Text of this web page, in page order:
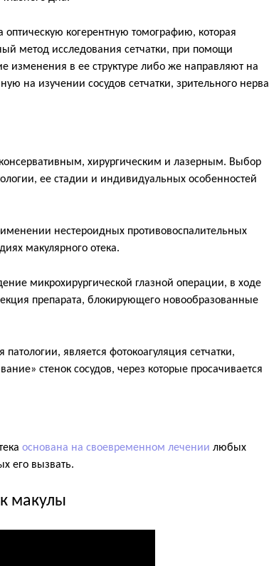
оптическую когерентную томографию, которая
метод исследования сетчатки, при помощи
изменения в ее структуре либо же направляют на
на изучении сосудов сетчатки, зрительного нерва
хирургическим и лазерным. Выбор
ее стадии и индивидуальных особенностей
нестероидных противовоспалительных
макулярного отека.
микрохирургической глазной операции, в ходе
препарата, блокирующего новообразованные
является фотокоагуляция сетчатки,
стенок сосудов, через которые просачивается
основана на своевременном лечении любых
его вызвать.
макулы